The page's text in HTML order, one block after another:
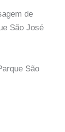
de
São José
São